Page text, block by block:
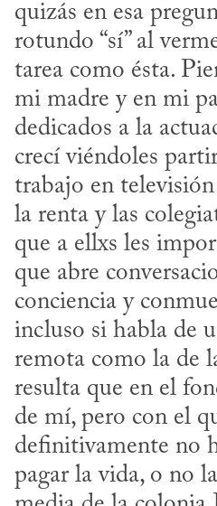
quizás en esa
rotundo “sí” al
tarea como ésta.
mi madre y en mi
dedicados a la
crecí viéndoles
trabajo en televisión
la renta y las
que a ellxs les
que abre
conciencia y
incluso si habla de
remota como la de
resulta que en el
de mí, pero con el
definitivamente no
pagar la vida, o no